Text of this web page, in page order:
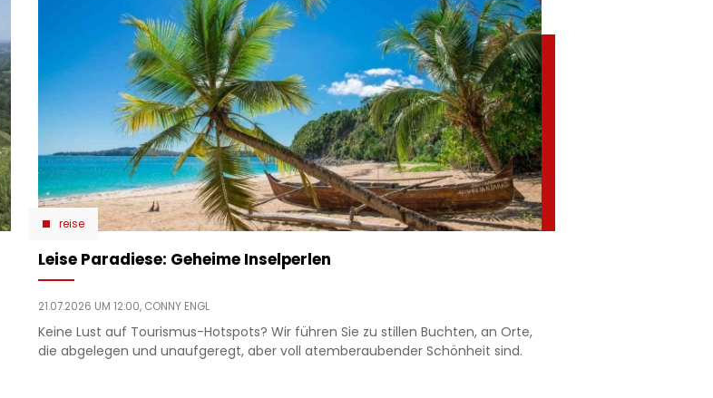
reise
Leise Paradiese: Geheime Inselperlen
21.07.2026 UM 12:00, CONNY ENGL
Keine Lust auf Tourismus-Hotspots? Wir führen Sie zu stillen Buchten, an Orte,
die abgelegen und unaufgeregt, aber voll atemberaubender Schönheit sind.